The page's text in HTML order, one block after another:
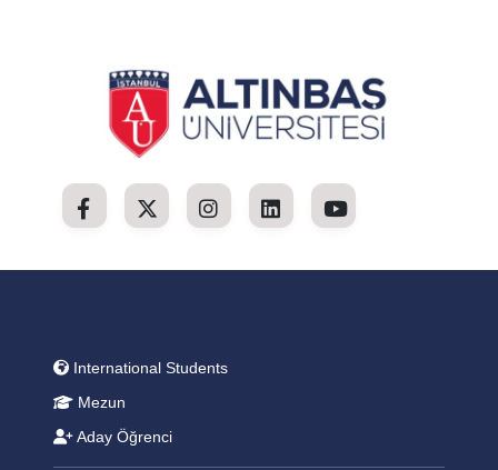
International Students
Mezun
Aday Öğrenci